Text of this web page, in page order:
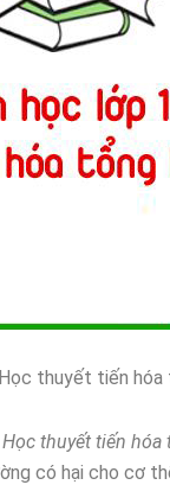
thuyết tiến hóa
thuyết tiến
có hại cho cơ